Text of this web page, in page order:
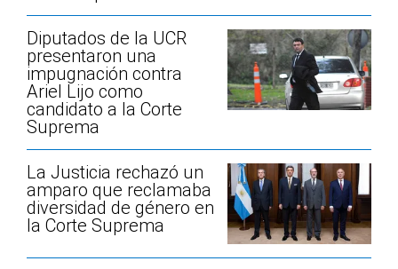
Diputados de la UCR
presentaron una
impugnación contra
Ariel Lijo como
candidato a la Corte
Suprema
La Justicia rechazó un
amparo que reclamaba
diversidad de género en
la Corte Suprema